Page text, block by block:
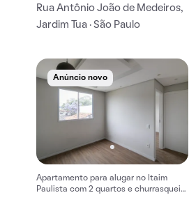
Rua Antônio João de Medeiros,
Jardim Tua · São Paulo
Anúncio novo
Apartamento para alugar no Itaim
Paulista com 2 quartos e churrasqueira